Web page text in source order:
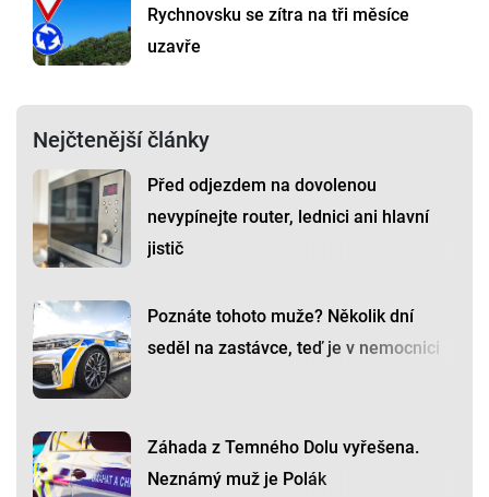
Rychnovsku se zítra na tři měsíce
uzavře
Nejčtenější články
Před odjezdem na dovolenou
nevypínejte router, lednici ani hlavní
jistič
Poznáte tohoto muže? Několik dní
seděl na zastávce, teď je v nemocnici
Záhada z Temného Dolu vyřešena.
Neznámý muž je Polák